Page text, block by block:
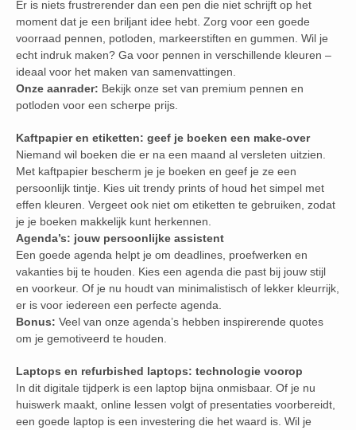
Er is niets frustrerender dan een pen die niet schrijft op het
moment dat je een briljant idee hebt. Zorg voor een goede
voorraad pennen, potloden, markeerstiften en gummen. Wil je
echt indruk maken? Ga voor pennen in verschillende kleuren –
ideaal voor het maken van samenvattingen.
Onze aanrader: Bekijk onze set van premium pennen en
potloden voor een scherpe prijs.
Kaftpapier en etiketten: geef je boeken een make-over
Niemand wil boeken die er na een maand al versleten uitzien.
Met kaftpapier bescherm je je boeken en geef je ze een
persoonlijk tintje. Kies uit trendy prints of houd het simpel met
effen kleuren. Vergeet ook niet om etiketten te gebruiken, zodat
je je boeken makkelijk kunt herkennen.
Agenda’s: jouw persoonlijke assistent
Een goede agenda helpt je om deadlines, proefwerken en
vakanties bij te houden. Kies een agenda die past bij jouw stijl
en voorkeur. Of je nu houdt van minimalistisch of lekker kleurrijk,
er is voor iedereen een perfecte agenda.
Bonus: Veel van onze agenda’s hebben inspirerende quotes
om je gemotiveerd te houden.
Laptops en refurbished laptops: technologie voorop
In dit digitale tijdperk is een laptop bijna onmisbaar. Of je nu
huiswerk maakt, online lessen volgt of presentaties voorbereidt,
een goede laptop is een investering die het waard is. Wil je